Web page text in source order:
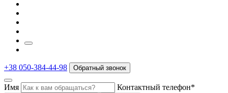
+38 050-384-44-98 Обратный звонок
Имя Контактный телефон*